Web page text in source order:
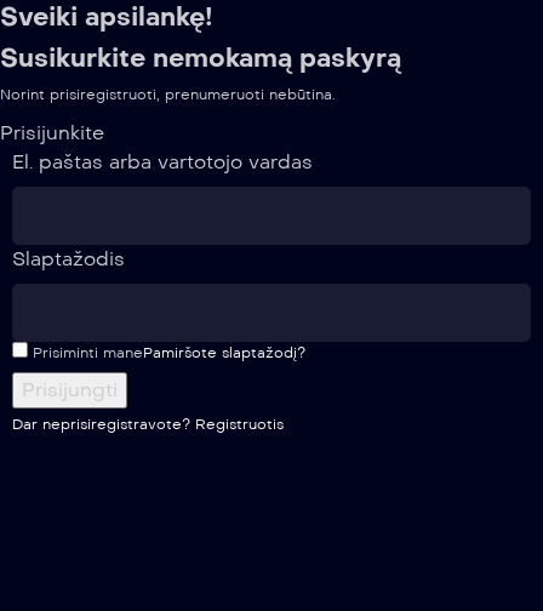
Sveiki apsilankę!
Susikurkite nemokamą paskyrą
Norint prisiregistruoti, prenumeruoti nebūtina.
Prisijunkite
El. paštas arba vartotojo vardas
Slaptažodis
Prisiminti manePamiršote slaptažodį?
Dar neprisiregistravote? Registruotis